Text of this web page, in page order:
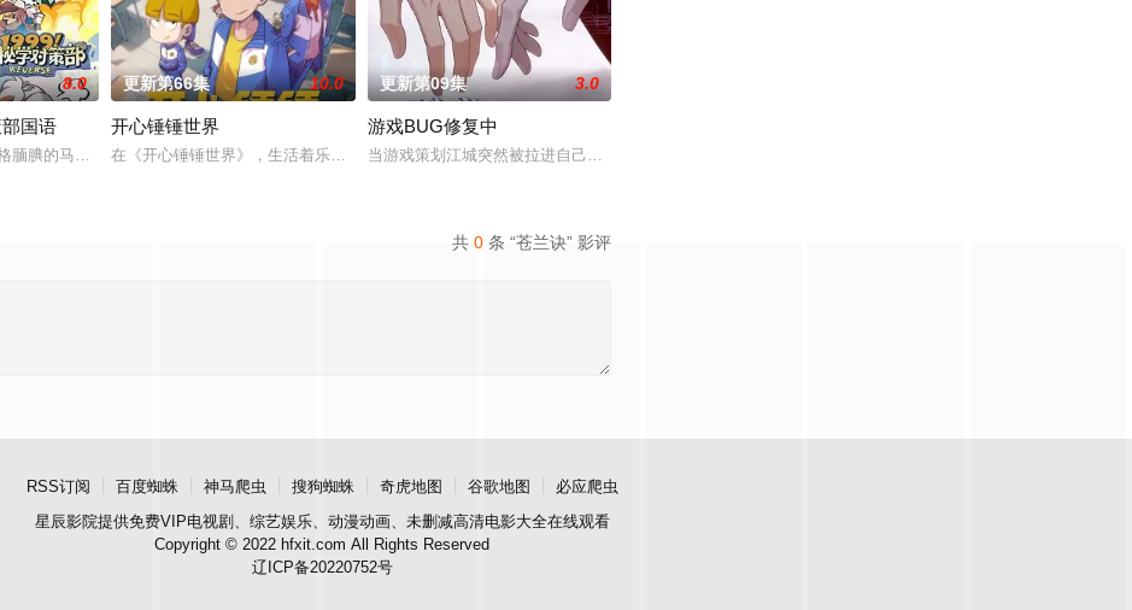
8.0
国语
腼腆的马库斯在一场乌龙中意外成为了“神秘学事件对策部”的负责人。面对星锑、兔毛手袋等一众行事
更新第66集 10.0
开心锤锤世界
在《开心锤锤世界》，生活着乐观善良的少年锤锤和他性格各异的家人朋友们，他们在日常琐事中脑洞大开，以充满趣味的方式
更新第09集 3.0
游戏BUG修复中
当游戏策划江城突然被拉进自己精心打造的数字世界时，他原本以为能在这片熟悉的地方游刃有余。然而，令
共 0 条 “苍兰诀” 影评
RSS订阅 百度蜘蛛 神马爬虫 搜狗蜘蛛 奇虎地图 谷歌地图
必应爬虫
星辰影院提供免费VIP电视剧、综艺娱乐、动漫动画、未删减高清电影大全在线观看
Copyright © 2022 hfxit.com All Rights Reserved
辽ICP备20220752号